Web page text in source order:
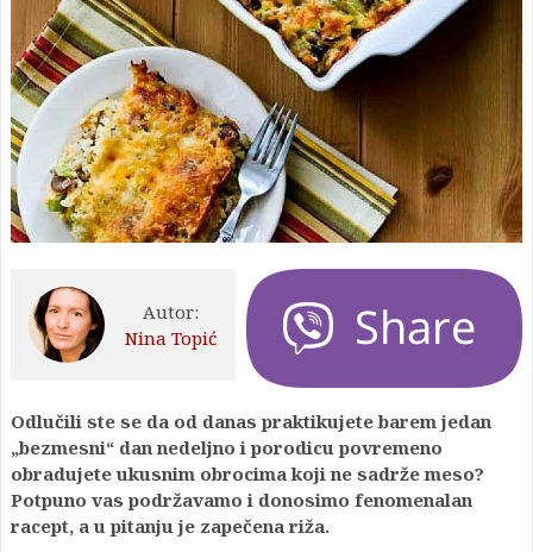
Autor:
Nina Topić
Odlučili ste se da od danas praktikujete barem jedan
„bezmesni“ dan nedeljno i porodicu povremeno
obradujete ukusnim obrocima koji ne sadrže meso?
Potpuno vas podržavamo i donosimo fenomenalan
racept, a u pitanju je zapečena riža.